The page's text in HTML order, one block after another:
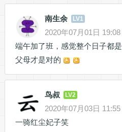
南生余 LV1
2020年07月01日 19:08
端午加了班，感觉整个日子都
父母才是对的
鸟叔 LV2
2020年07月03日 11:55
一骑红尘妃子笑